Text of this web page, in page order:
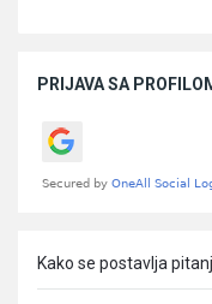
PRIJAVA SA
Kako se postavlja